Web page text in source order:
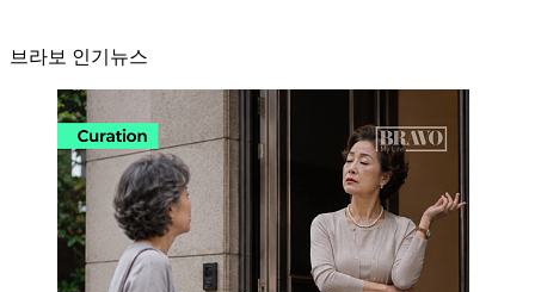
브라보 인기뉴스